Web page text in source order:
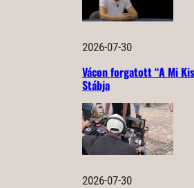
2026-07-30
Vácon forgatott “A Mi
Stábja
2026-07-30